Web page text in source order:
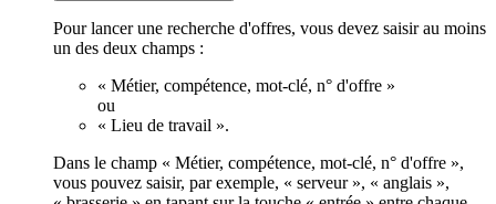
Pour lancer une recherche d'offres, vous devez saisir au moins
un des deux champs :
« Métier, compétence, mot-clé, n° d'offre »
ou
« Lieu de travail ».
Dans le champ « Métier, compétence, mot-clé, n° d'offre »,
vous pouvez saisir, par exemple, « serveur », « anglais »,